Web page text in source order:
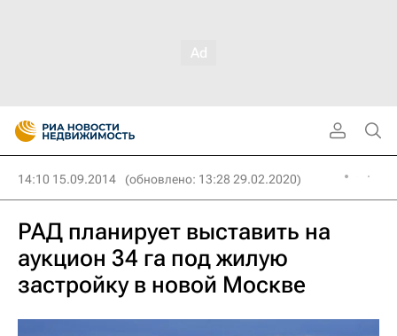
14:10 15.09.2014 (обновлено: 13:28 29.02.2020)
РАД планирует выставить на
аукцион 34 га под жилую
застройку в новой Москве